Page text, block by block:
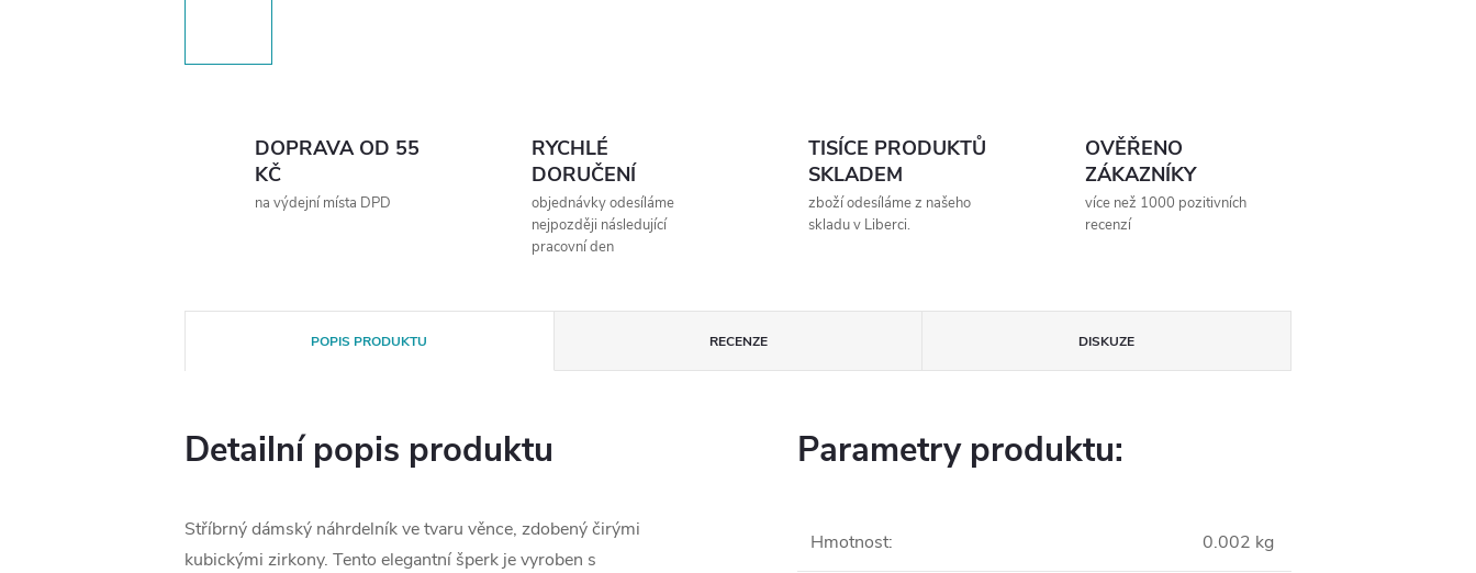
DOPRAVA OD 55
KČ
na výdejní místa DPD
RYCHLÉ
DORUČENÍ
objednávky odesíláme
nejpozději následující
pracovní den
TISÍCE PRODUKTŮ
SKLADEM
zboží odesíláme z našeho
skladu v Liberci.
OVĚŘENO
ZÁKAZNÍKY
více než 1000 pozitivních
recenzí
POPIS PRODUKTU RECENZE DISKUZE
Detailní popis produktu
Stříbrný dámský náhrdelník ve tvaru věnce, zdobený čirými
kubickými zirkony. Tento elegantní šperk je vyroben s
Parametry produktu:
Hmotnost: 0.002 kg